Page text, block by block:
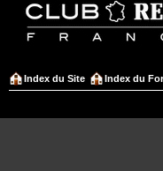
Index du Site Index du